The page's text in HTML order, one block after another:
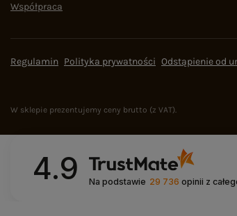
Współpraca
Regulamin Polityka prywatności Odstąpienie od
W sklepie prezentujemy ceny brutto (z VAT).
4.9 Na podstawie 29 736 opinii z